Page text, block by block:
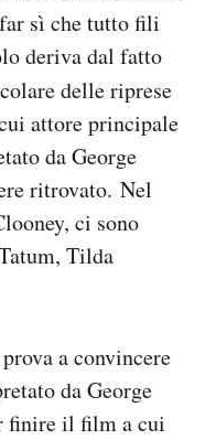
sì che tutto fili
deriva dal fatto
delle riprese
attore principale
da George
ritrovato. Nel
ci sono
Tilda
a convincere
da George
finire il film a cui